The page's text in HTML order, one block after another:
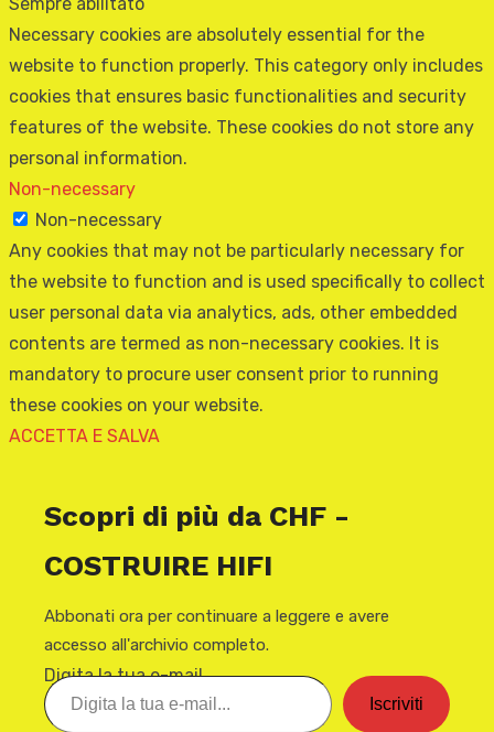
Necessary cookies are absolutely essential for the
website to function properly. This category only includes
cookies that ensures basic functionalities and security
features of the website. These cookies do not store any
personal information.
Non-necessary
Non-necessary
Any cookies that may not be particularly necessary for
the website to function and is used specifically to collect
user personal data via analytics, ads, other embedded
contents are termed as non-necessary cookies. It is
mandatory to procure user consent prior to running
these cookies on your website.
ACCETTA E SALVA
Scopri di più da CHF -
COSTRUIRE HIFI
Abbonati ora per continuare a leggere e avere
accesso all'archivio completo.
Digita la tua e-mail...
Iscriviti